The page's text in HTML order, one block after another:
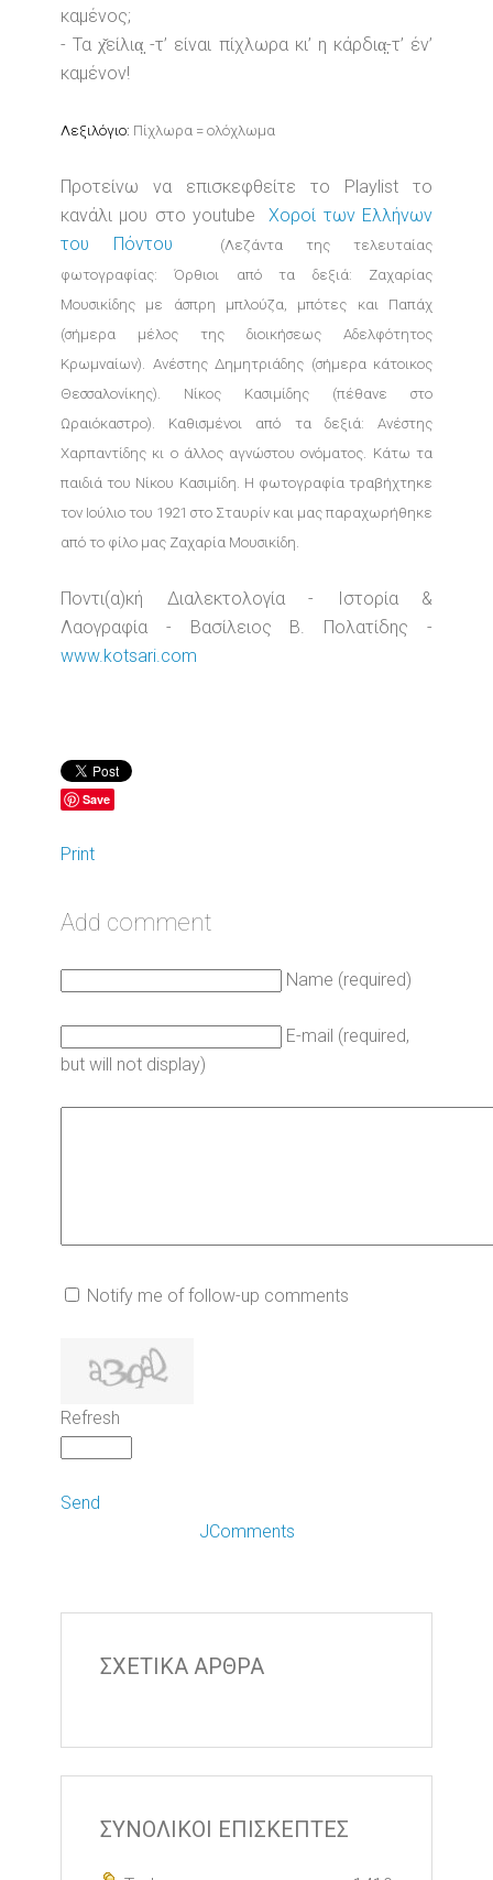
καμένος;
- Τα χ̌είλια̤ -τ’ είναι πίχλωρα κι’ η κάρδια̤-τ’ έν’
καμένον!
Λεξιλόγιο: Πίχλωρα = ολόχλωμα
Προτείνω να επισκεφθείτε το Playlist το
κανάλι μου στο youtubeΧοροί των Ελλήνων
του Πόντου
(Λεζάντα της τελευταίας
φωτογραφίας: Όρθιοι από τα δεξιά: Ζαχαρίας
Μουσικίδης με άσπρη μπλούζα, μπότες και Παπάχ
(σήμερα μέλος της διοικήσεως Αδελφότητος
Κρωμναίων). Ανέστης Δημητριάδης (σήμερα κάτοικος
Θεσσαλονίκης). Νίκος Κασιμίδης (πέθανε στο
Ωραιόκαστρο). Καθισμένοι από τα δεξιά: Ανέστης
Χαρπαντίδης κι ο άλλος αγνώστου ονόματος. Κάτω τα
παιδιά του Νίκου Κασιμίδη. Η φωτογραφία τραβήχτηκε
τον Ιούλιο του 1921 στο Σταυρίν και μας παραχωρήθηκε
από το φίλο μας Ζαχαρία Μουσικίδη.
Ποντι(α)κή Διαλεκτολογία - Ιστορία &
Λαογραφία - Βασίλειος Β. Πολατίδης -
www.kotsari.com
Save
Print
Add comment
Name (required)
E-mail (required,
but will not display)
Notify me of follow-up comments
Refresh
Send
JComments
ΣΧΕΤΙΚΑ ΑΡΘΡΑ
ΣΥΝΟΛΙΚΟΙ ΕΠΙΣΚΕΠΤΕΣ